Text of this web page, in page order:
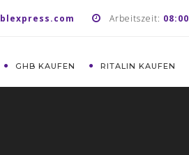
Arbeitszeit:
GHB KAUFEN RITALIN KAUFEN